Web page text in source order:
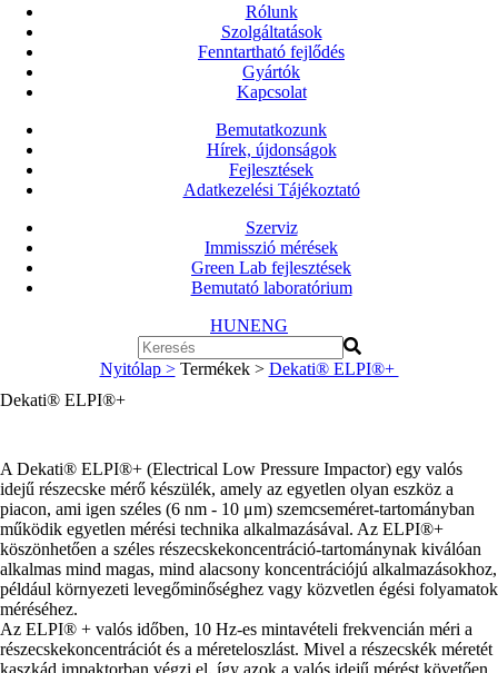
Rólunk
Szolgáltatások
Fenntartható fejlődés
Gyártók
Kapcsolat
Bemutatkozunk
Hírek, újdonságok
Fejlesztések
Adatkezelési Tájékoztató
Szerviz
Immisszió mérések
Green Lab fejlesztések
Bemutató laboratórium
HUNENG
Nyitólap > Termékek > Dekati® ELPI®+
Dekati® ELPI®+
A Dekati® ELPI®+ (Electrical Low Pressure Impactor) egy valós
idejű részecske mérő készülék, amely az egyetlen olyan eszköz a
piacon, ami igen széles (6 nm - 10 μm) szemcseméret-tartományban
működik egyetlen mérési technika alkalmazásával. Az ELPI®+
köszönhetően a széles részecskekoncentráció-tartománynak kiválóan
alkalmas mind magas, mind alacsony koncentrációjú alkalmazásokhoz,
például környezeti levegőminőséghez vagy közvetlen égési folyamatok
méréséhez.
Az ELPI® + valós időben, 10 Hz-es mintavételi frekvencián méri a
részecskekoncentrációt és a méreteloszlást. Mivel a részecskék méretét
kaszkád impaktorban végzi el, így azok a valós idejű mérést követően